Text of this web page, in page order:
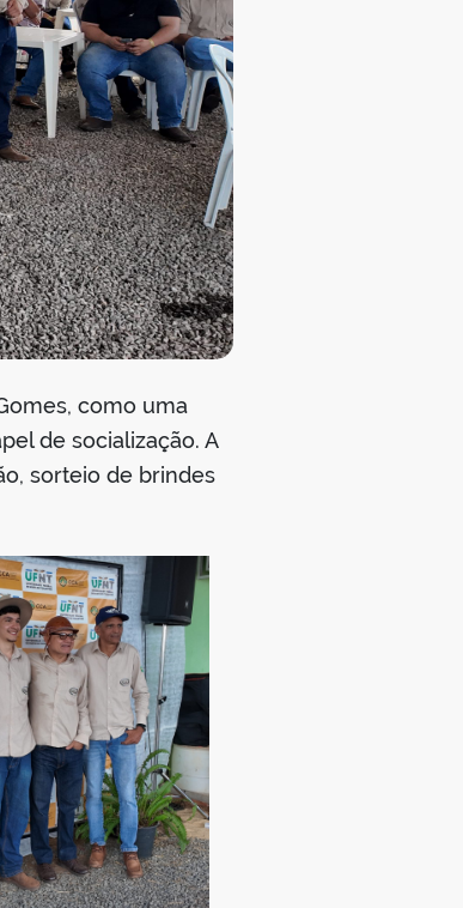
como uma
de socialização. A
sorteio de brindes